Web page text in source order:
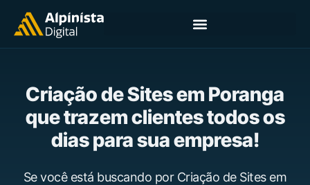
Criação de Sites em Poranga
que trazem clientes todos os
dias para sua empresa!
Se você está buscando por Criação de Sites em